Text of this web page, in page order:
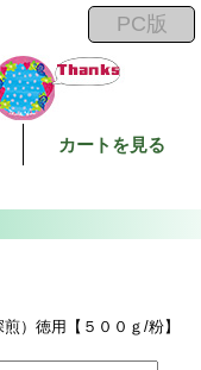
カートを見る
）徳用【５００ｇ/粉】